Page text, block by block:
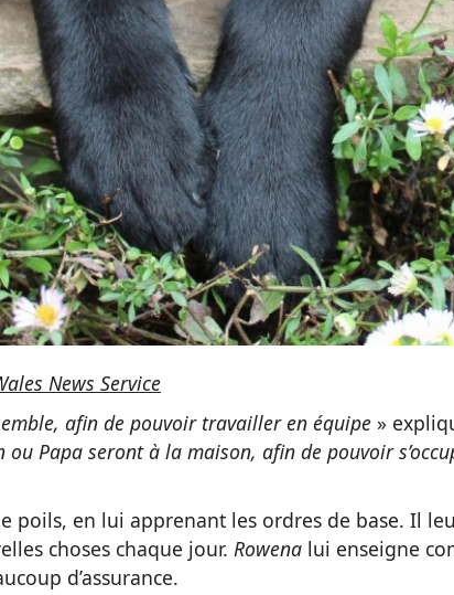
News Service
afin de pouvoir travailler en équipe »
Papa seront à la maison, afin de pouvoir
poils, en lui apprenant les ordres de base. Il
choses chaque jour. Rowena lui enseigne
d’assurance.